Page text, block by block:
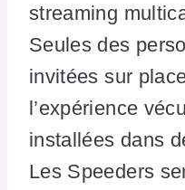
streaming
Seules des
invitées sur
l’expérience
installées dans
Les Speeders